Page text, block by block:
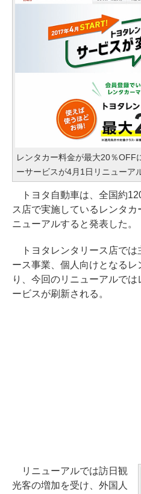
レンタカー料金が最大20％OFF
ーサービスが4月1日リニューア
トヨタ自動車は、全国約
ス店で実施しているレンタ
ニューアルすると発表した。
トヨタレンタリース店では
ース事業、個人向けとなる
り、今回のリニューアルで
ービスが刷新される。
リニューアルでは訪日観
光客の増加を受け、外国人